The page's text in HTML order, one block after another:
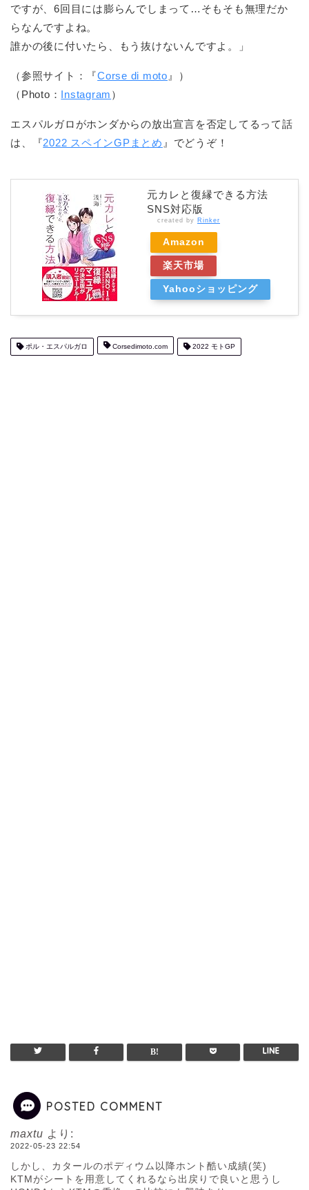
ですが、6回目には膨らんでしまって…そもそも無理だか
らなんですよね。
誰かの後に付いたら、もう抜けないんですよ。」
（参照サイト：『Corse di moto 』）
（Photo： Instagram ）
エスパルガロがホンダからの放出宣言を否定してるって話
は、『2022 スペインGPまとめ 』でどうぞ！
元カレと復縁できる方法
SNS対応版
created by Rinker
Amazon
楽天市場
Yahooショッピング
ポル・エスパルガロ Corsedimoto.com 2022 モトGP
POSTED COMMENT
maxtu より:
2022-05-23 22:54
しかし、カタールのポディウム以降ホント酷い成績(笑)
KTMがシートを用意してくれるなら出戻りで良いと思うし